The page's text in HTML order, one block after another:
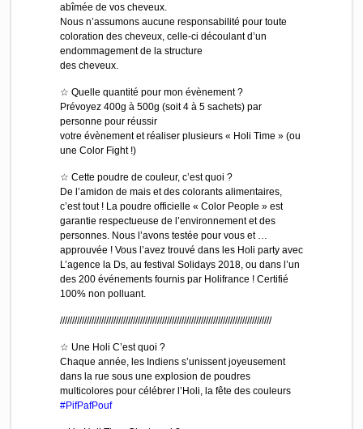
abîmée de vos cheveux.
Nous n’assumons aucune responsabilité pour toute
coloration des cheveux, celle-ci découlant d’un
endommagement de la structure
des cheveux.
☆ Quelle quantité pour mon évènement ?
Prévoyez 400g à 500g (soit 4 à 5 sachets) par
personne pour réussir
votre évènement et réaliser plusieurs « Holi Time » (ou
une Color Fight !)
☆ Cette poudre de couleur, c’est quoi ?
De l’amidon de mais et des colorants alimentaires,
c’est tout ! La poudre officielle « Color People » est
garantie respectueuse de l’environnement et des
personnes. Nous l’avons testée pour vous et …
approuvée ! Vous l’avez trouvé dans les Holi party avec
L’agence la Ds, au festival Solidays 2018, ou dans l’un
des 200 événements fournis par Holifrance ! Certifié
100% non polluant.
///////////////////////////////////////////////////////////////////////////////////////
☆ Une Holi C’est quoi ?
Chaque année, les Indiens s’unissent joyeusement
dans la rue sous une explosion de poudres
multicolores pour célébrer l’Holi, la fête des couleurs
#PifPafPouf